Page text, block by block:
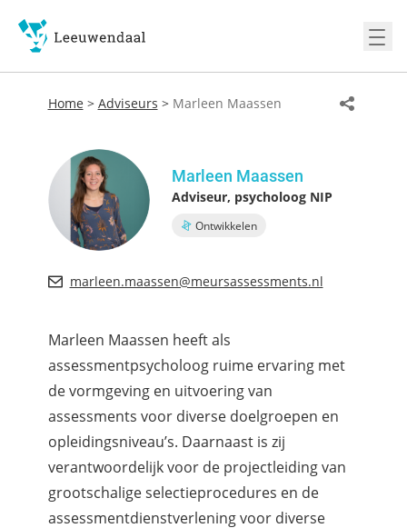
Home > Adviseurs > Marleen Maassen
Marleen Maassen
Adviseur, psycholoog NIP
Ontwikkelen
marleen.maassen@meursassessments.nl
Marleen Maassen heeft als
assessmentpsycholoog ruime ervaring met
de vormgeving en uitvoering van
assessments voor diverse doelgroepen en
opleidingsniveau’s. Daarnaast is zij
verantwoordelijk voor de projectleiding van
grootschalige selectieprocedures en de
assessmentdienstverlening voor diverse